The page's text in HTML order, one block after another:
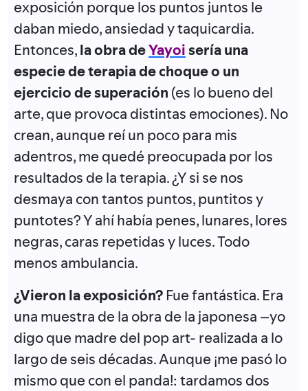
exposición porque los puntos juntos le
daban miedo, ansiedad y taquicardia.
Entonces,la obra deYayoi sería una
especie de terapia de choque o un
ejercicio de superación (es lo bueno del
arte, que provoca distintas emociones). No
crean, aunque reí un poco para mis
adentros, me quedé preocupada por los
resultados de la terapia. ¿Y si se nos
desmaya con tantos puntos, puntitos y
puntotes? Y ahí había penes, lunares, lores
negras, caras repetidas y luces. Todo
menos ambulancia.
¿Vieron la exposición? Fue fantástica. Era
una muestra de la obra de la japonesa –yo
digo que madre del pop art- realizada a lo
largo de seis décadas. Aunque ¡me pasó lo
mismo que con el panda!: tardamos dos